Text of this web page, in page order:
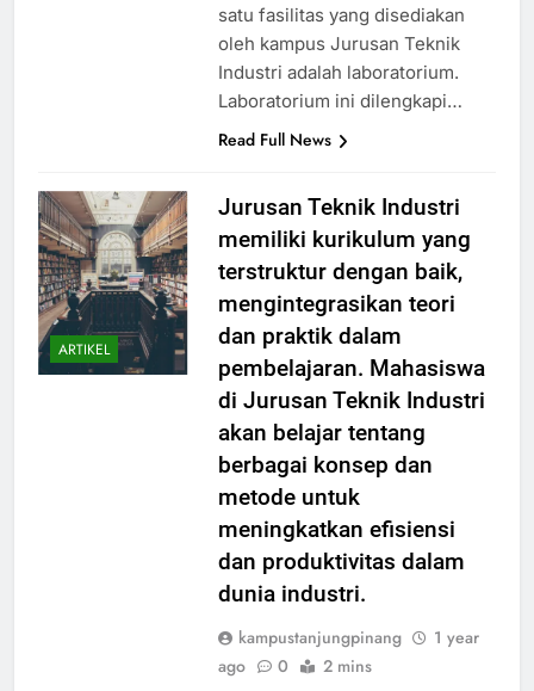
satu fasilitas yang disediakan
oleh kampus Jurusan Teknik
Industri adalah laboratorium.
Laboratorium ini dilengkapi…
Read Full News
ARTIKEL
Jurusan Teknik Industri
memiliki kurikulum yang
terstruktur dengan baik,
mengintegrasikan teori
dan praktik dalam
pembelajaran. Mahasiswa
di Jurusan Teknik Industri
akan belajar tentang
berbagai konsep dan
metode untuk
meningkatkan efisiensi
dan produktivitas dalam
dunia industri.
kampustanjungpinang
1 year
ago
0 2 mins